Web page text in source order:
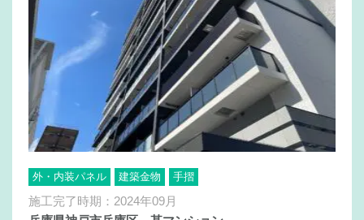
外・内装パネル 建築金物 手摺
施工完了時期：2024年09月